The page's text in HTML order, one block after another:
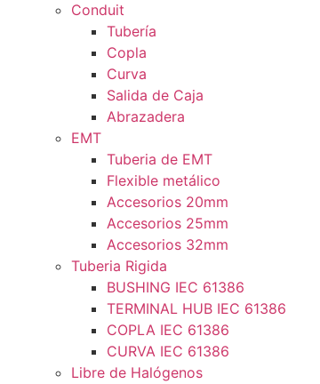
Conduit
Tubería
Copla
Curva
Salida de Caja
Abrazadera
EMT
Tuberia de EMT
Flexible metálico
Accesorios 20mm
Accesorios 25mm
Accesorios 32mm
Tuberia Rigida
BUSHING IEC 61386
TERMINAL HUB IEC 61386
COPLA IEC 61386
CURVA IEC 61386
Libre de Halógenos